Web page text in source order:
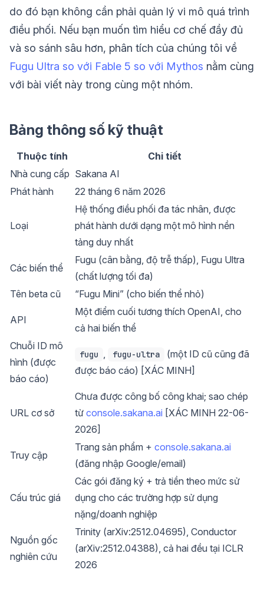
do đó bạn không cần phải quản lý vi mô quá trình
điều phối. Nếu bạn muốn tìm hiểu cơ chế đầy đủ
và so sánh sâu hơn, phân tích của chúng tôi về
Fugu Ultra so với Fable 5 so với Mythos nằm cùng
với bài viết này trong cùng một nhóm.
Bảng thông số kỹ thuật
Thuộc tính
Chi tiết
Nhà cung cấp Sakana AI
Phát hành
22 tháng 6 năm 2026
Loại
Hệ thống điều phối đa tác nhân, được
phát hành dưới dạng một mô hình nền
tảng duy nhất
Các biến thể
Fugu (cân bằng, độ trễ thấp), Fugu Ultra
(chất lượng tối đa)
Tên beta cũ
“Fugu Mini” (cho biến thể nhỏ)
API
Một điểm cuối tương thích OpenAI, cho
cả hai biến thể
Chuỗi ID mô
hình (được
báo cáo)
fugu fugu-ultra
(một ID cũ cũng đã
được báo cáo) [XÁC MINH]
URL cơ sở
Chưa được công bố công khai; sao chép
từ console.sakana.ai [XÁC MINH 22-06-
2026]
Truy cập
Trang sản phẩm + console.sakana.ai
(đăng nhập Google/email)
Cấu trúc giá
Các gói đăng ký + trả tiền theo mức sử
dụng cho các trường hợp sử dụng
nặng/doanh nghiệp
Nguồn gốc
nghiên cứu
Trinity (arXiv:2512.04695), Conductor
(arXiv:2512.04388), cả hai đều tại ICLR
2026